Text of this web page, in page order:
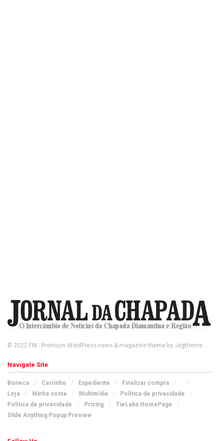
© 2022 FM - Premium WordPress news & magazine theme by Jegtheme.
Navigate Site
Boneca Carrinho Expediente
Finalizar compra
Loja
Minha conta Multimídia
Política de privacidade
Política de privacidade
Pricing
TieLabs HomePage
Slide Anything Popup Preview